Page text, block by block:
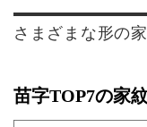
さまざまな形の
苗字TOP7の家